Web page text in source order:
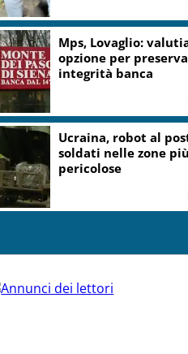
Mps, Lovaglio:
opzione per
integrità banca
Ucraina, robot al
soldati nelle zone più
pericolose